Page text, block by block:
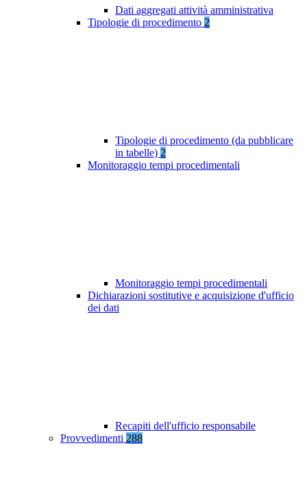
Dati aggregati attività amministrativa
Tipologie di procedimento 2
Tipologie di procedimento (da pubblicare
in tabelle) 2
Monitoraggio tempi procedimentali
Monitoraggio tempi procedimentali
Dichiarazioni sostitutive e acquisizione d'ufficio
dei dati
Recapiti dell'ufficio responsabile
Provvedimenti 288